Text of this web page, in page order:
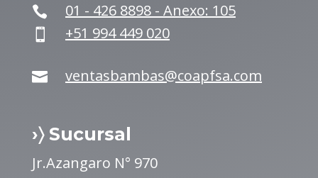
 01 - 426 8898 - Anexo: 105
 +51 994 449 020
 ventasbambas@coapfsa.com
›〉 Sucursal
Jr.Azangaro N° 970